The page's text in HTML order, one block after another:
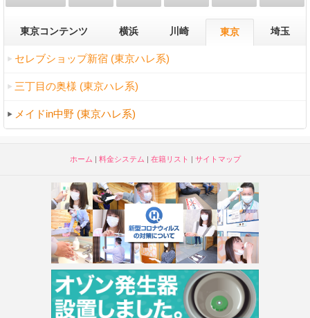
東京コンテンツ 横浜 川崎 東京 埼玉
セレブショップ新宿 (東京ハレ系)
三丁目の奥様 (東京ハレ系)
メイドin中野 (東京ハレ系)
ホーム 料金システム 在籍リスト サイトマップ